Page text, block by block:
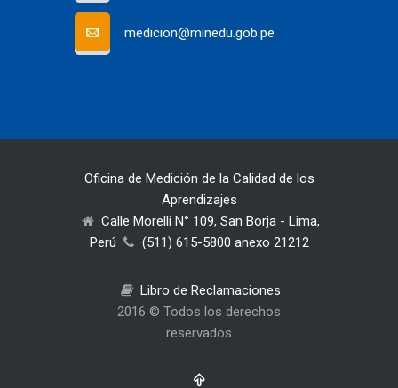
medicion@minedu.gob.pe
Oficina de Medición de la Calidad de los
Aprendizajes
Calle Morelli N° 109, San Borja - Lima,
Perú
(511) 615-5800 anexo 21212
Libro de Reclamaciones
2016 © Todos los derechos
reservados